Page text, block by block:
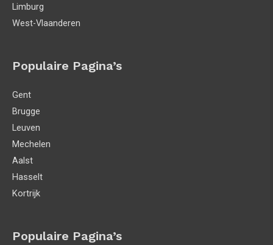
Limburg
West-Vlaanderen
Populaire Pagina’s
Gent
Brugge
Leuven
Mechelen
Aalst
Hasselt
Kortrijk
Populaire Pagina’s